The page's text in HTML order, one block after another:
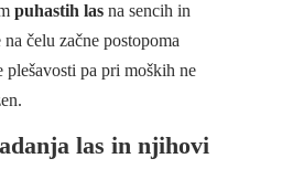
puhastih lasna sencih in
čelu začne postopoma
plešavosti pa pri moških ne
las in njihovi